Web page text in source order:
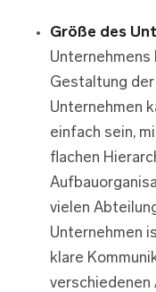
Größe des
Unternehmens
Gestaltung
Unternehmen
einfach sein,
flachen
vielen
Unternehmen
klare